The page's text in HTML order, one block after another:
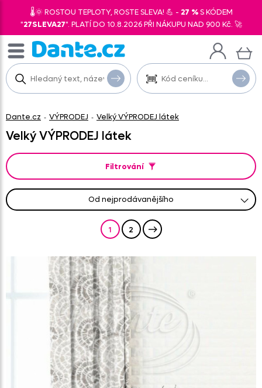
🌡️🌞 ROSTOU TEPLOTY, ROSTE SLEVA! 💪 - 27 %S KÓDEM
"27SLEVA27". PLATÍ DO 10.8.2026 PŘI NÁKUPU NAD 900 Kč. 🚀
Dante.cz - VÝPRODEJ - Velký VÝPRODEJ látek
Velký VÝPRODEJ látek
od nejprodávanějšího
Filtrování
1 2